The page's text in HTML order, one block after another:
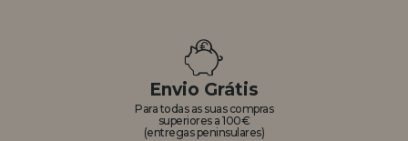
Envio Grátis
Para todas as suas compras
superiores a 100€
(entregas peninsulares)